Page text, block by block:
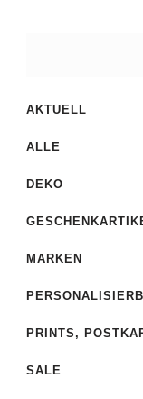
AKTUELL
ALLE
DEKO
MARKEN
PRINTS,
SALE